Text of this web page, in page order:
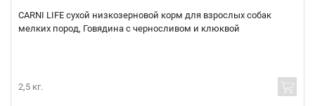
CARNI LIFE сухой низкозерновой корм для взрослых собак
мелких пород, Говядина с черносливом и клюквой
2,5 кг.